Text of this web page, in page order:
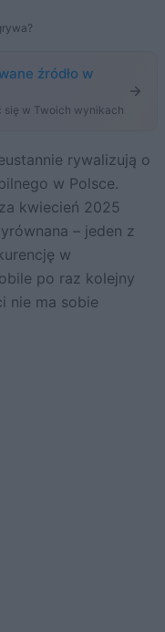
źródło w
się w Twoich wynikach
w Polsce.
kwiecień 2025
– jeden z
w
po raz kolejny
nie ma sobie